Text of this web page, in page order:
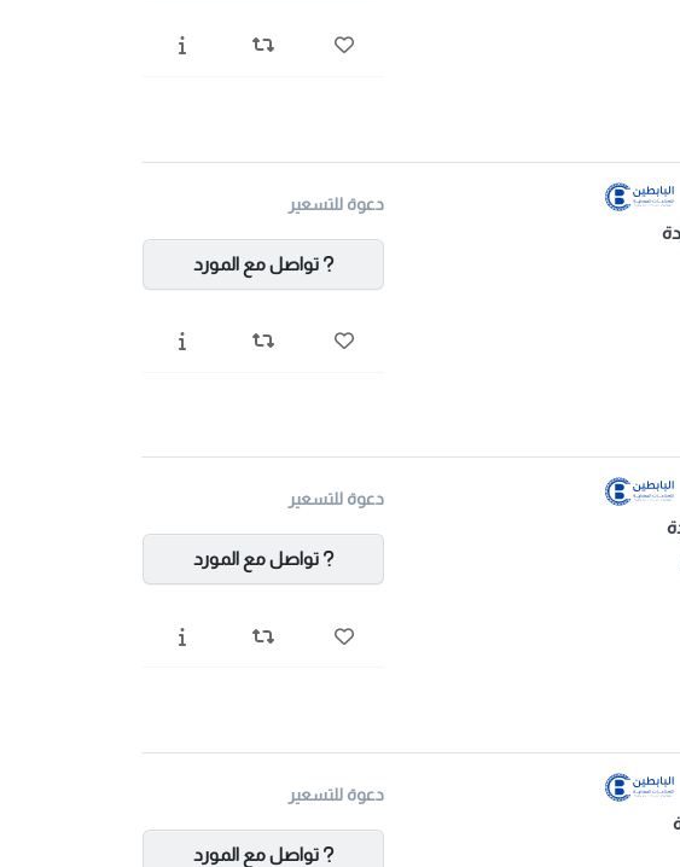
دعوة للتسعير
تواصل مع المورد
دعوة للتسعير
تواصل مع المورد
دعوة للتسعير
تواصل مع المورد